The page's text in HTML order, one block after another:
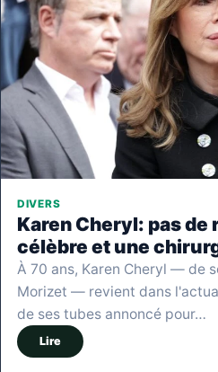
DIVERS
Karen Cheryl: pas de
célèbre et une
À 70 ans, Karen Cheryl — de
Morizet — revient dans
de ses tubes annoncé pour…
Lire